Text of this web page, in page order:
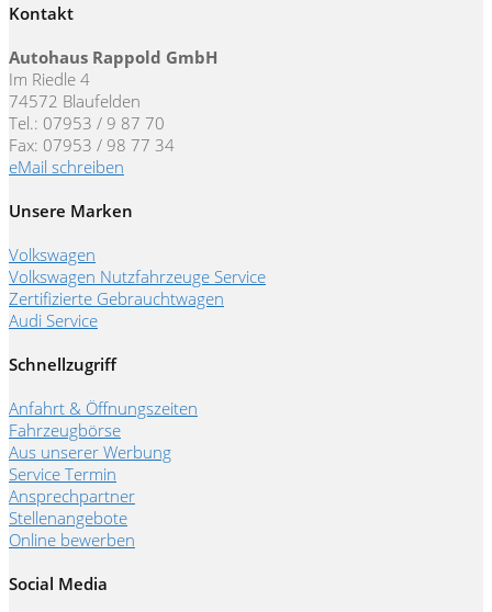
Kontakt
Autohaus Rappold GmbH
Im Riedle 4
74572 Blaufelden
Tel.: 07953 / 9 87 70
Fax: 07953 / 98 77 34
eMail schreiben
Unsere Marken
Volkswagen
Volkswagen Nutzfahrzeuge Service
Zertifizierte Gebrauchtwagen
Audi Service
Schnellzugriff
Anfahrt & Öffnungszeiten
Fahrzeugbörse
Aus unserer Werbung
Service Termin
Ansprechpartner
Stellenangebote
Online bewerben
Social Media